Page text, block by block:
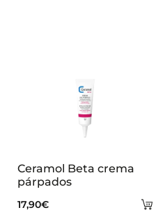
Ceramol Beta crema
párpados
17,90€